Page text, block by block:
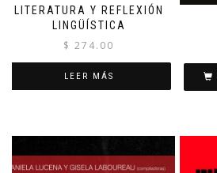
LITERATURA Y REFLEXIÓN
LINGÜÍSTICA
$ 274.00
LEER MÁS